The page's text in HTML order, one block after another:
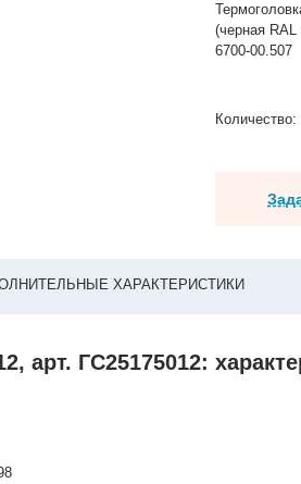
(черная RAL
6700-00.507
Количество:
ХАРАКТЕРИСТИКИ
арт. ГС25175012: